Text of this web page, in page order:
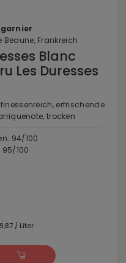
Frankreich
Blanc
Les Duresses
erfrischende
trocken
94/100
100
/ Liter